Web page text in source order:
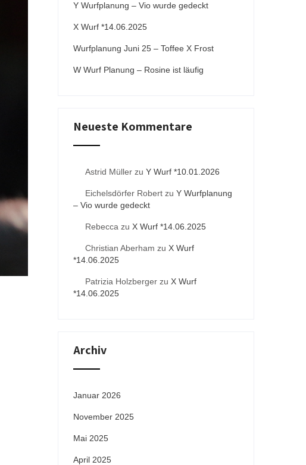
Y Wurfplanung – Vio wurde gedeckt
X Wurf *14.06.2025
Wurfplanung Juni 25 – Toffee X Frost
W Wurf Planung – Rosine ist läufig
Neueste Kommentare
Astrid Müller zu Y Wurf *10.01.2026
Eichelsdörfer Robert zu Y Wurfplanung
– Vio wurde gedeckt
Rebecca zu X Wurf *14.06.2025
Christian Aberham zu X Wurf
*14.06.2025
Patrizia Holzberger zu X Wurf
*14.06.2025
Archiv
Januar 2026
November 2025
Mai 2025
April 2025